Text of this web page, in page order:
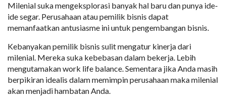
Milenial suka mengeksplorasi banyak hal baru dan punya ide-
ide segar. Perusahaan atau pemilik bisnis dapat
memanfaatkan antusiasme ini untuk pengembangan bisnis.
Kebanyakan pemilik bisnis sulit mengatur kinerja dari
milenial. Mereka suka kebebasan dalam bekerja. Lebih
mengutamakan work life balance. Sementara jika Anda masih
berpikiran idealis dalam memimpin perusahaan maka milenial
akan menjadi hambatan Anda.